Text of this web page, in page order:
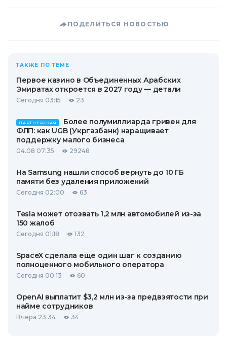
ПОДЕЛИТЬСЯ НОВОСТЬЮ
ТАКЖЕ ПО ТЕМЕ
Первое казино в Объединенных Арабских
Эмиратах откроется в 2027 году — детали
Сегодня 03:15 23
ПАРТНЕРСКАЯ
Более полумиллиарда гривен для
ФЛП: как UGB (Укргазбанк) наращивает
поддержку малого бизнеса
04.08 07:35 29248
На Samsung нашли способ вернуть до 10 ГБ
памяти без удаления приложений
Сегодня 02:00 63
Tesla может отозвать 1,2 млн автомобилей из-за
150 жалоб
Сегодня 01:18 132
SpaceX сделала еще один шаг к созданию
полноценного мобильного оператора
Сегодня 00:13 60
OpenAI выплатит $3,2 млн из-за предвзятости при
найме сотрудников
Вчера 23:34 34